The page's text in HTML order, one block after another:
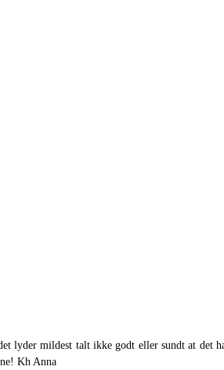
lyder mildest talt ikke godt eller sundt at det
Kh Anna